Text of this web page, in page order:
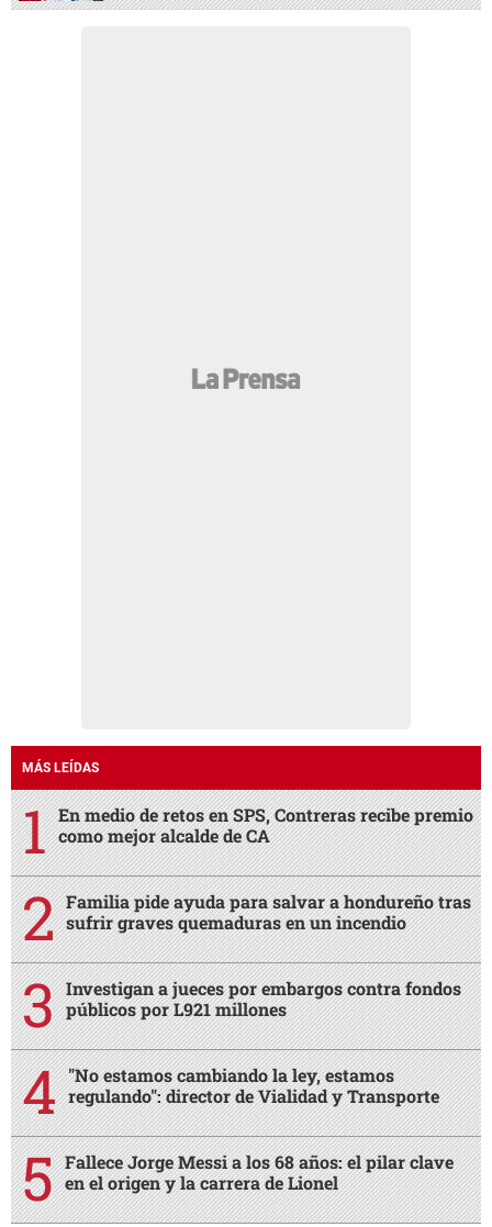
MÁS LEÍDAS
En medio de retos en SPS, Contreras recibe premio
como mejor alcalde de CA
Familia pide ayuda para salvar a hondureño tras
sufrir graves quemaduras en un incendio
Investigan a jueces por embargos contra fondos
públicos por L921 millones
"No estamos cambiando la ley, estamos
regulando": director de Vialidad y Transporte
Fallece Jorge Messi a los 68 años: el pilar clave
en el origen y la carrera de Lionel